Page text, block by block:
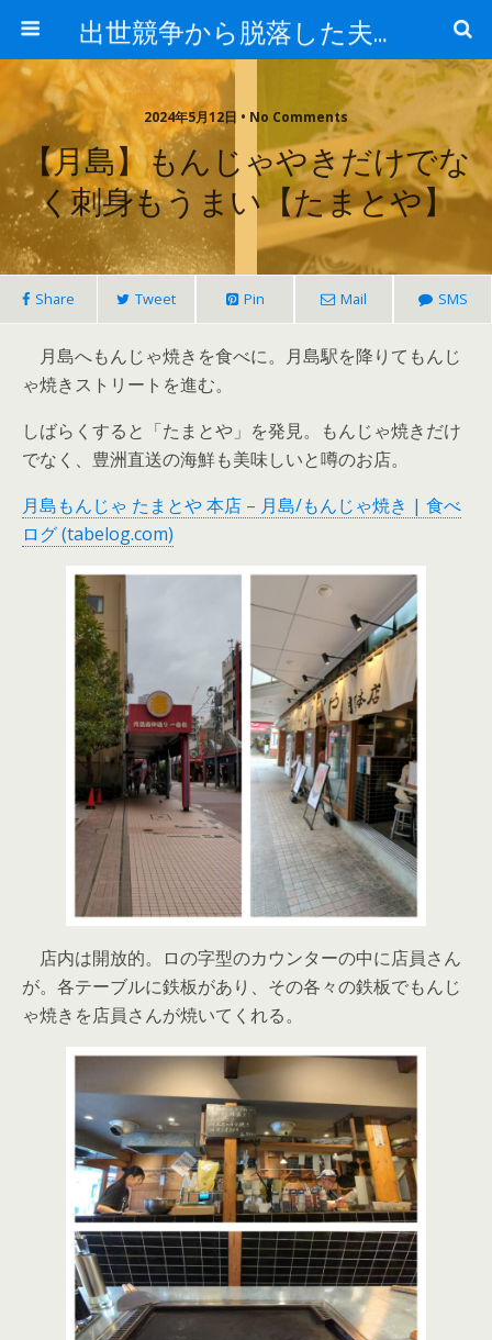
出世競争から脱落した夫と妻の日常
2024年5月12日 • No Comments
【月島】もんじゃやきだけでな
く刺身もうまい【たまとや】
Share Tweet Pin Mail SMS
月島へもんじゃ焼きを食べに。月島駅を降りてもんじ
ゃ焼きストリートを進む。
しばらくすると「たまとや」を発見。もんじゃ焼きだけ
でなく、豊洲直送の海鮮も美味しいと噂のお店。
月島もんじゃ たまとや 本店 – 月島/もんじゃ焼き | 食べ
ログ (tabelog.com)
店内は開放的。ロの字型のカウンターの中に店員さん
が。各テーブルに鉄板があり、その各々の鉄板でもんじ
ゃ焼きを店員さんが焼いてくれる。